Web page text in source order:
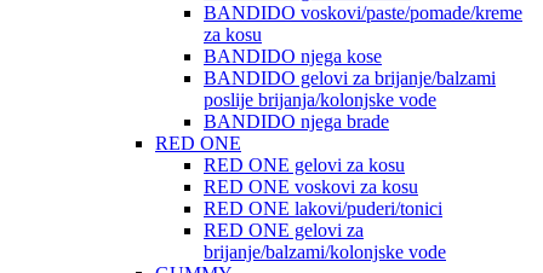
BANDIDO voskovi/paste/pomade/kreme
za kosu
BANDIDO njega kose
BANDIDO gelovi za brijanje/balzami
poslije brijanja/kolonjske vode
BANDIDO njega brade
RED ONE
RED ONE gelovi za kosu
RED ONE voskovi za kosu
RED ONE lakovi/puderi/tonici
RED ONE gelovi za
brijanje/balzami/kolonjske vode